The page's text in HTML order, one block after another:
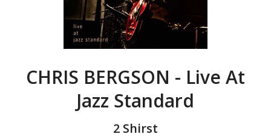
CHRIS BERGSON - Live At
Jazz Standard
2 Shirst